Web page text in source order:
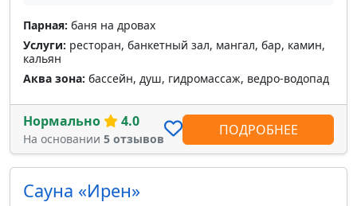
Парная: баня на дровах
Услуги: ресторан, банкетный зал, мангал, бар, камин,
кальян
Аква зона: бассейн, душ, гидромассаж, ведро-водопад
Нормально 4.0
На основании 5 отзывов
ПОДРОБНЕЕ
Сауна «Ирен»